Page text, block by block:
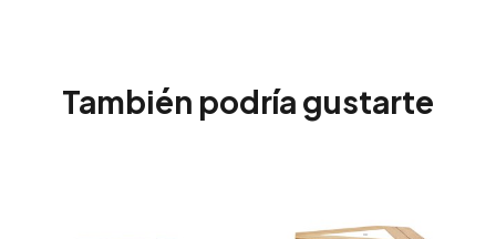
También podría gustarte